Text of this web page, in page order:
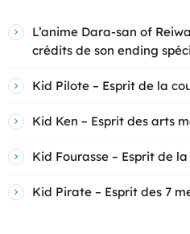
L’anime Dara-san of
crédits de son ending
Kid Pilote – Esprit de la
Kid Ken – Esprit des arts
Kid Fourasse – Esprit de
Kid Pirate – Esprit des 7